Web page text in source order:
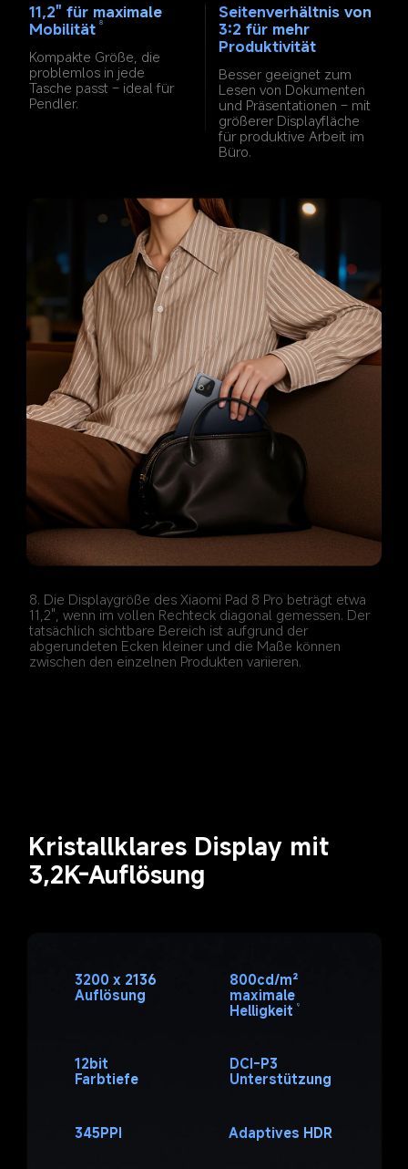
11,2" für maximale
Mobilität 8
Kompakte Größe, die
problemlos in jede
Tasche passt – ideal für
Pendler.
Seitenverhältnis von
3:2 für mehr
Produktivität
Besser geeignet zum
Lesen von Dokumenten
und Präsentationen – mit
größerer Displayfläche
für produktive Arbeit im
Büro.
8. Die Displaygröße des Xiaomi Pad 8 Pro beträgt etwa
11,2", wenn im vollen Rechteck diagonal gemessen. Der
tatsächlich sichtbare Bereich ist aufgrund der
abgerundeten Ecken kleiner und die Maße können
zwischen den einzelnen Produkten variieren.
Kristallklares Display mit
3,2K-Auflösung
3200 x 2136
Auflösung
800cd/m²
maximale
Helligkeit
9
12bit
Farbtiefe
DCI-P3
Unterstützung
345PPI Adaptives HDR